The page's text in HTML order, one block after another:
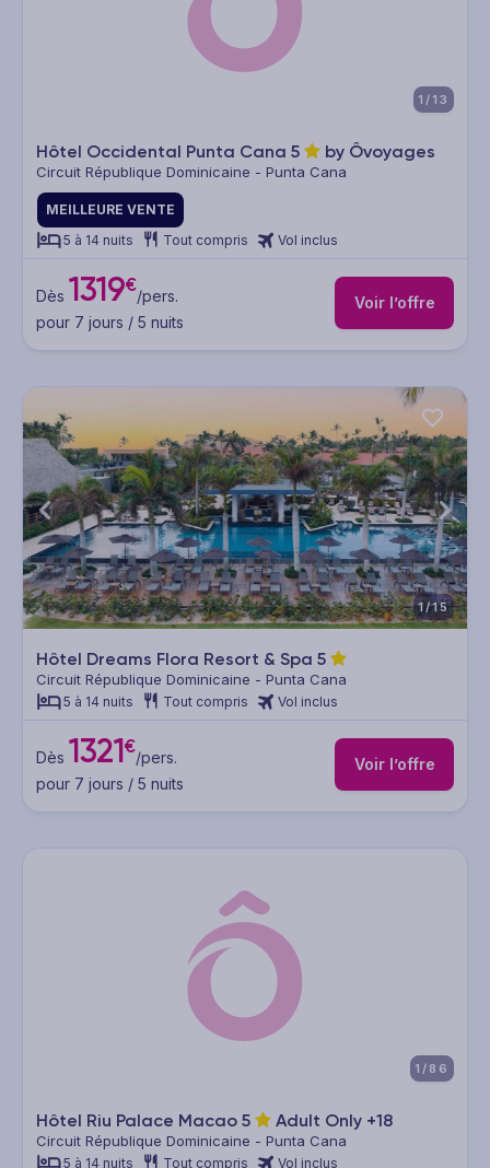
1/13
Hôtel Occidental Punta Cana 5 by Ôvoyages
Circuit République Dominicaine - Punta Cana
MEILLEURE VENTE
5 à 14 nuits
Tout compris Vol inclus
Dès 1319€/pers.
pour 7 jours / 5 nuits
Voir l’offre
1/15
Hôtel Dreams Flora Resort & Spa 5
Circuit République Dominicaine - Punta Cana
5 à 14 nuits Tout compris Vol inclus
Dès 1321€/pers.
pour 7 jours / 5 nuits
Voir l’offre
1/86
Hôtel Riu Palace Macao 5 Adult Only +18
Circuit République Dominicaine - Punta Cana
5 à 14 nuits Tout compris Vol inclus